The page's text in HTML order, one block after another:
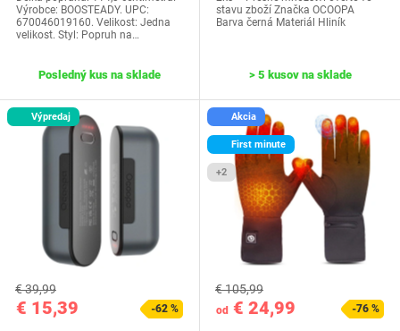
Výrobce: BOOSTEADY. UPC:
670046019160. Velikost: Jedna
velikost. Styl: Popruh na…
Posledný kus na sklade
stavu zboží Značka OCOOPA
Barva černá Materiál Hliník
> 5 kusov na sklade
Výpredaj
€ 15,39
€ 39,99
-62 %
Akcia
First minute
+2
od € 24,99
€ 105,99
-76 %